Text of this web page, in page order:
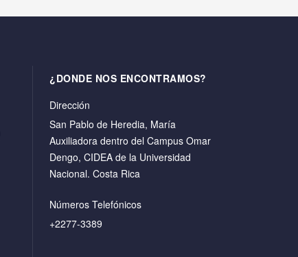
¿DONDE NOS ENCONTRAMOS?
Dirección
San Pablo de Heredia, María
Auxiliadora dentro del Campus Omar
Dengo, CIDEA de la Universidad
Nacional. Costa Rica
Números Telefónicos
+2277-3389